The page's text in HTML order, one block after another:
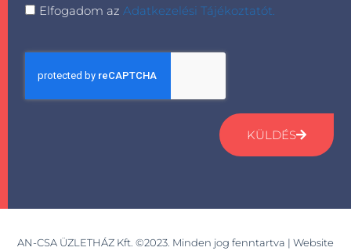
Elfogadom azAdatkezelési Tájékoztatót.
KÜLDÉS
AN-CSA ÜZLETHÁZ Kft. ©2023. Minden jog fenntartva | Website